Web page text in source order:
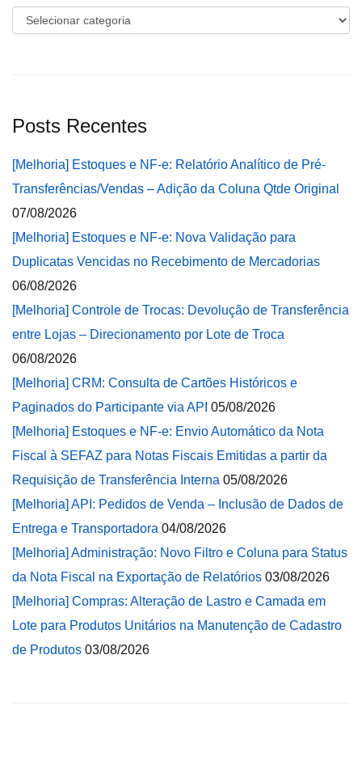
Categorias
Posts Recentes
[Melhoria] Estoques e NF-e: Relatório Analítico de Pré-
Transferências/Vendas – Adição da Coluna Qtde Original
07/08/2026
[Melhoria] Estoques e NF-e: Nova Validação para
Duplicatas Vencidas no Recebimento de Mercadorias
06/08/2026
[Melhoria] Controle de Trocas: Devolução de Transferência
entre Lojas – Direcionamento por Lote de Troca
06/08/2026
[Melhoria] CRM: Consulta de Cartões Históricos e
Paginados do Participante via API 05/08/2026
[Melhoria] Estoques e NF-e: Envio Automático da Nota
Fiscal à SEFAZ para Notas Fiscais Emitidas a partir da
Requisição de Transferência Interna 05/08/2026
[Melhoria] API: Pedidos de Venda – Inclusão de Dados de
Entrega e Transportadora 04/08/2026
[Melhoria] Administração: Novo Filtro e Coluna para Status
da Nota Fiscal na Exportação de Relatórios 03/08/2026
[Melhoria] Compras: Alteração de Lastro e Camada em
Lote para Produtos Unitários na Manutenção de Cadastro
de Produtos 03/08/2026